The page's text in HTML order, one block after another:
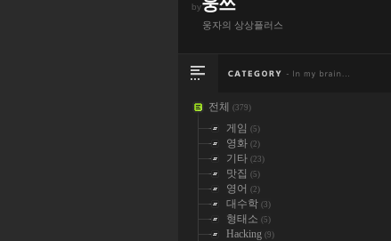
by
웅자의 상상플러스
전체 (379)
게임 (5)
영화 (2)
기타 (23)
맛집 (5)
영어 (2)
대수학 (3)
형태소 (5)
Hacking (9)